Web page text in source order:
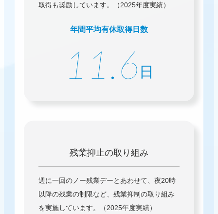
取得も奨励しています。（2025年度実績）
年間平均有休取得日数
11.6 日
残業抑止の取り組み
週に一回のノー残業デーとあわせて、夜20時
以降の残業の制限など、残業抑制の取り組み
を実施しています。（2025年度実績）